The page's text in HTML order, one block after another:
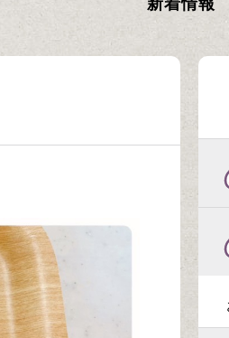
新着情報